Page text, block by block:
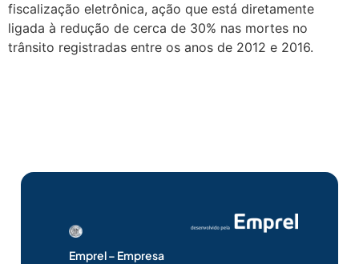
fiscalização eletrônica, ação que está diretamente
ligada à redução de cerca de 30% nas mortes no
trânsito registradas entre os anos de 2012 e 2016.
Emprel – Empresa